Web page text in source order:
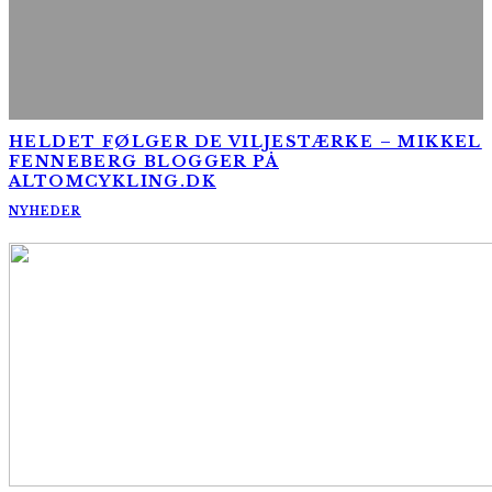
HELDET FØLGER DE VILJESTÆRKE – MIKKEL
FENNEBERG BLOGGER PÅ
ALTOMCYKLING.DK
NYHEDER